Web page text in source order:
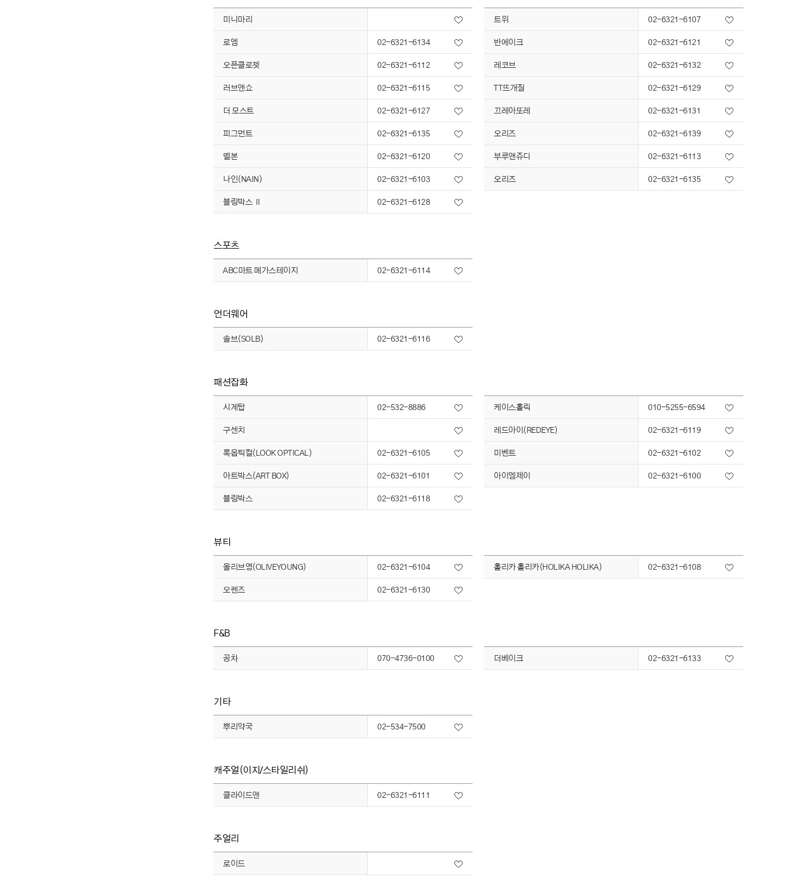
미니마리 트위 02-6321-6107
로엠 02-6321-6134 반에이크 02-6321-6121
오픈클로젯 02-6321-6112 레코브 02-6321-6132
러브앤쇼 02-6321-6115 TT뜨개질 02-6321-6129
더 모스트 02-6321-6127 끄레아또레 02-6321-6131
피그먼트 02-6321-6135 오리즈 02-6321-6139
멜본 02-6321-6120 부루앤쥬디 02-6321-6113
나인(NAIN) 02-6321-6103 오리즈 02-6321-6135
블링박스 Ⅱ 02-6321-6128
스포츠
ABC마트 메가스테이지 02-6321-6114
언더웨어
솔브(SOLB) 02-6321-6116
패션잡화
시계탑 02-532-8886 케이스홀릭 010-5255-6594
구센치 레드아이(REDEYE) 02-6321-6119
록옵틱컬(LOOK OPTICAL) 02-6321-6105 미벤트 02-6321-6102
아트박스(ART BOX) 02-6321-6101 아이엠제이 02-6321-6100
블링박스 02-6321-6118
뷰티
올리브영(OLIVE YOUNG) 02-6321-6104 홀리카 홀리카(HOLIKA HOLIKA) 02-6321-6108
오렌즈 02-6321-6130
F&B
공차 070-4736-0100 더베이크 02-6321-6133
기타
뿌리약국 02-534-7500
캐주얼(이지/스타일리쉬)
클라이드앤 02-6321-6111
주얼리
로이드